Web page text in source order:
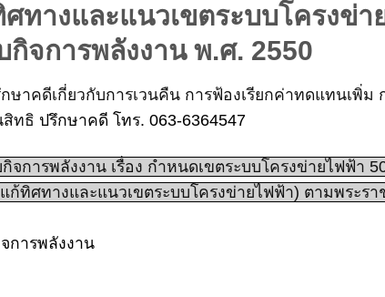
ทางและแนวเขตระบบโครงข่
จการพลังงาน พ.ศ. 2550
ษาคดีเกี่ยวกับการเวนคืน การฟ้องเรียกค่าทดแทนเพิ่
สิทธิ ปรึกษาคดี โทร. 063-6364547
การพลังงาน เรื่อง กำหนดเขตระบบโครงข่ายไฟฟ้า
ก้ทิศทางและแนวเขตระบบโครงข่ายไฟฟ้า) ตามพระร
การพลังงาน